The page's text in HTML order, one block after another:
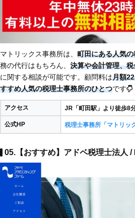
マトリックス事務所は、 町田にある人気
務の代行はもちろん、 決算や会計管理、
に関する相談が可能です。顧問料は月額
すすめ人気の税理士事務所のひとつです
アクセス JR「町田駅」より徒歩8
公式HP 税理士事務所「マトリッ
05.【おすすめ】アドベ税理士法人 /